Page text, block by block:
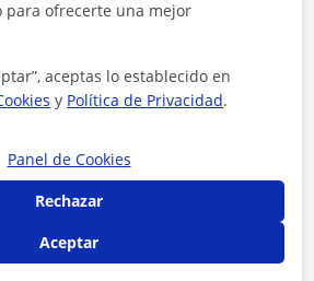
para ofrecerte una mejor
aceptas lo establecido en
y Política de Privacidad.
Panel de Cookies
Rechazar
Aceptar